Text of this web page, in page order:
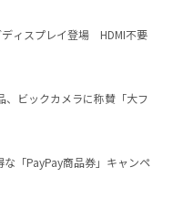
ィスプレイ登場 HDMI不要
ビックカメラに称賛「大フ
な「PayPay商品券」キャンペ